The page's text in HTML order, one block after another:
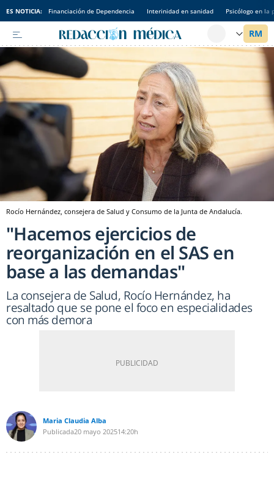
ES NOTICIA: Financiación de Dependencia Interinidad en sanidad Psicólogo en la
Rocío Hernández, consejera de Salud y Consumo de la Junta de Andalucía.
"Hacemos ejercicios de
reorganización en el SAS en
base a las demandas"
La consejera de Salud, Rocío Hernández, ha
resaltado que se pone el foco en especialidades
con más demora
Maria Claudia Alba
Publicada20 mayo 202514:20h